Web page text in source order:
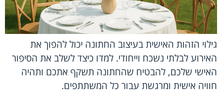
גילוי הזהות האישית בעיצוב החתונה יכול להפוך את
האירוע לבלתי נשכח וייחודי. למדו כיצד לשלב את הסיפור
האישי שלכם, להבטיח שהחתונה תשקף אתכם ותהיה
חוויה אישית ומרגשת עבור כל המשתתפים.